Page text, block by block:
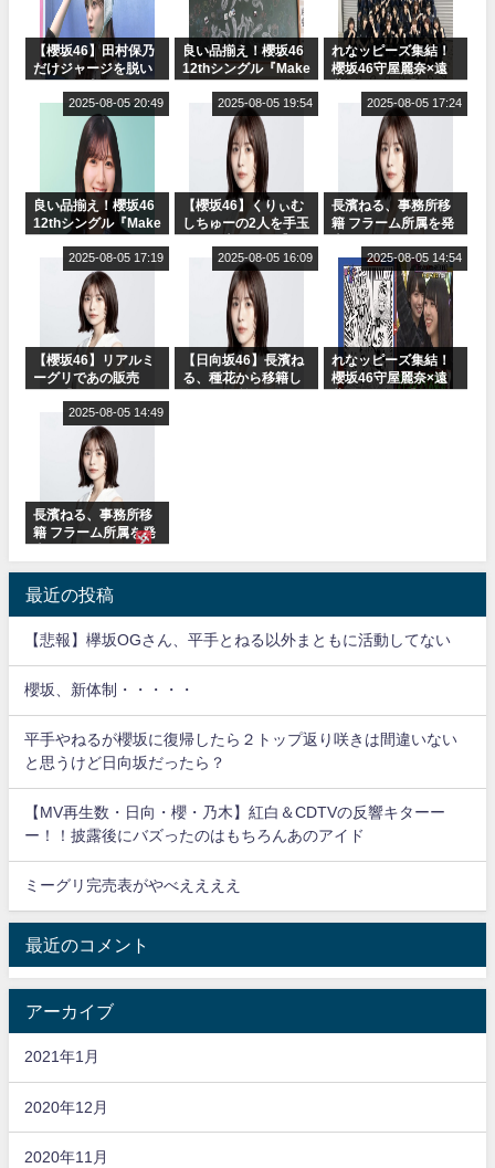
【櫻坂46】田村保乃
だけジャージを脱い
良い品揃え！櫻坂46
12thシングル『Make
ャルグッズ絶賛販売
れなッピーズ集結！
櫻坂46守屋麗奈×遠
ット！」水曜スタジ
オ出演決定
良い品揃え！櫻坂46
12thシングル『Make
ャルグッズ絶賛販売
2025-08-05 20:49
【櫻坂46】くりぃむ
しちゅーの2人を手玉
りぃむナンタラ】
2025-08-05 19:54
長濱ねる、事務所移
籍 フラーム所属を発
2025-08-05 17:24
【櫻坂46】リアルミ
ーグリであの販売
Break』オフィシャ
ルグッズ解禁
2025-08-05 17:19
【日向坂46】長濱ね
る、種花から移籍し
2025-08-05 16:09
れなッピーズ集結！
櫻坂46守屋麗奈×遠
2025-08-05 14:54
長濱ねる、事務所移
籍 フラーム所属を発
2025-08-05 14:49
最近の投稿
【悲報】欅坂OGさん、平手とねる以外まともに活動してない
櫻坂、新体制・・・・・
平手やねるが櫻坂に復帰したら２トップ返り咲きは間違いない
と思うけど日向坂だったら？
【MV再生数・日向・櫻・乃木】紅白＆CDTVの反響キターー
ー！！披露後にバズったのはもちろんあのアイド
ミーグリ完売表がやべええええ
最近のコメント
アーカイブ
2021年1月
2020年12月
2020年11月